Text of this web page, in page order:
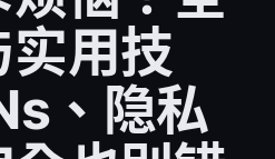
用技
、隐私